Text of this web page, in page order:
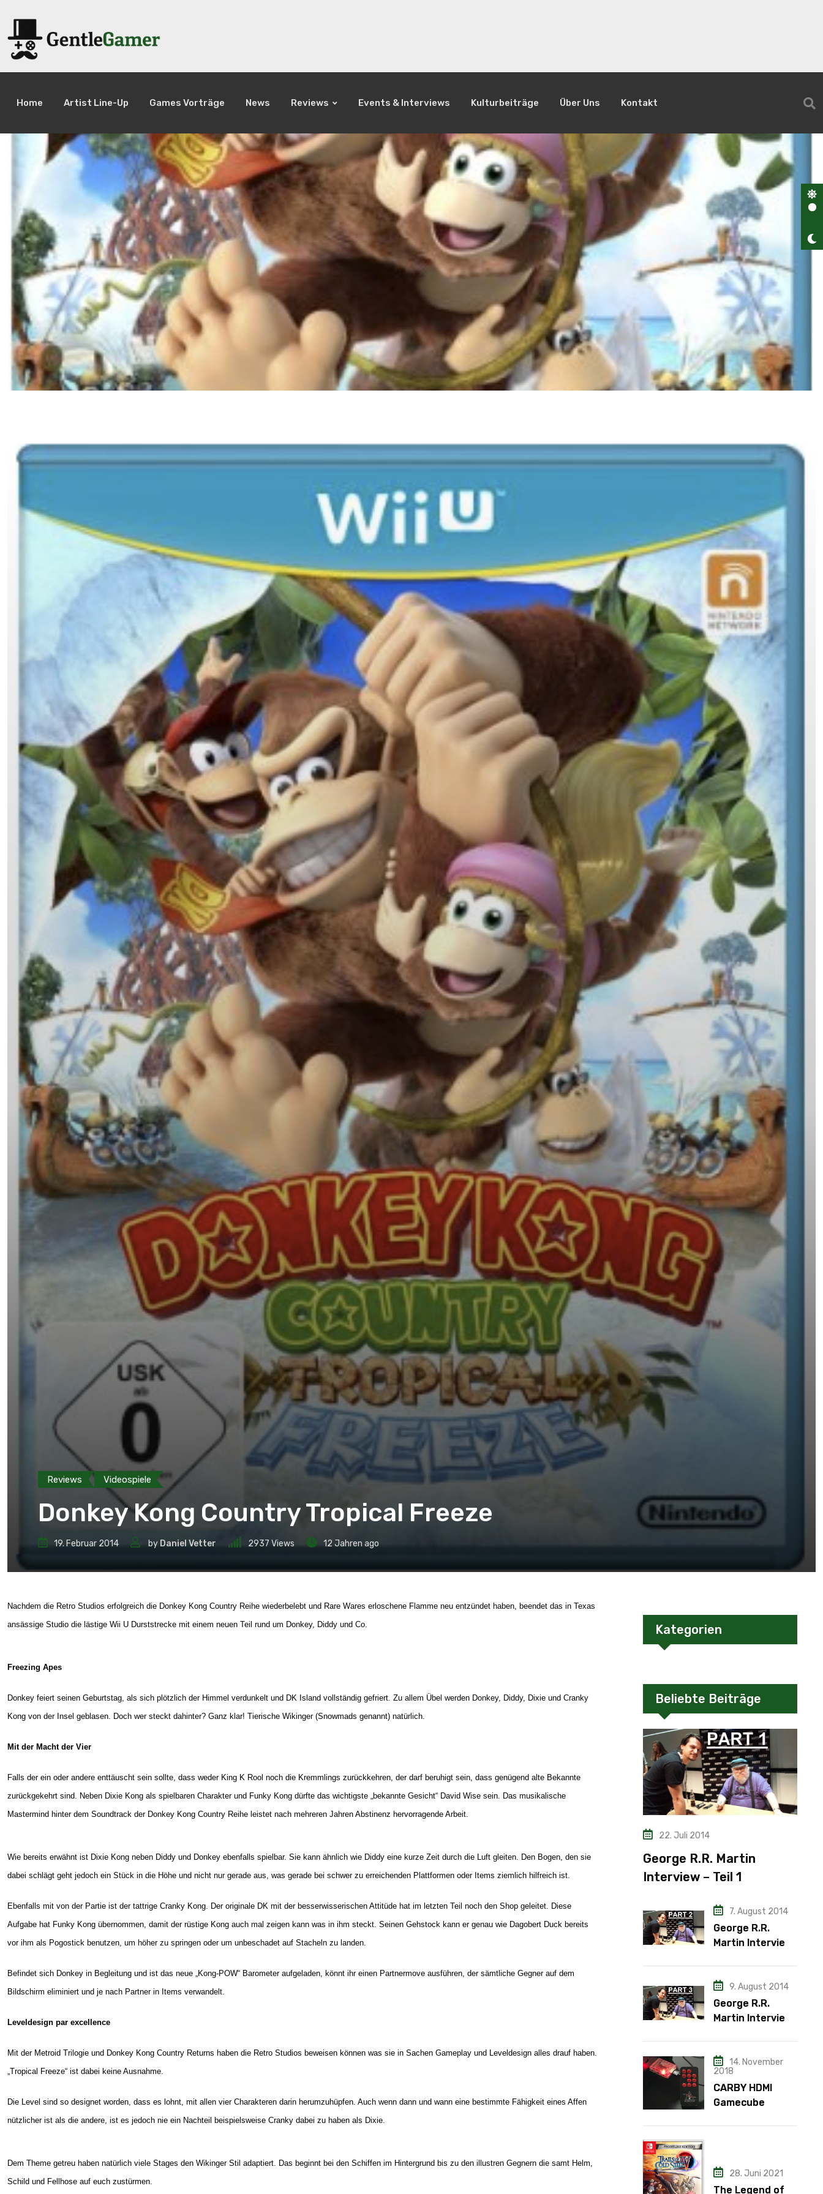
Home Artist Line-Up Games Vorträge News Reviews Events & Interviews Kulturbeiträge Über Uns Kontakt
Reviews Videospiele
Donkey Kong Country Tropical Freeze
19. Februar 2014 by Daniel Vetter 2937 Views 12 Jahren ago
Nachdem die Retro Studios erfolgreich die Donkey Kong Country Reihe wiederbelebt und Rare Wares erloschene Flamme neu entzündet haben, beendet das in Texas
ansässige Studio die lästige Wii U Durststrecke mit einem neuen Teil rund um Donkey, Diddy und Co.
Freezing Apes
Donkey feiert seinen Geburtstag, als sich plötzlich der Himmel verdunkelt und DK Island vollständig gefriert. Zu allem Übel werden Donkey, Diddy, Dixie und Cranky
Kong von der Insel geblasen. Doch wer steckt dahinter? Ganz klar! Tierische Wikinger (Snowmads genannt) natürlich.
Mit der Macht der Vier
Falls der ein oder andere enttäuscht sein sollte, dass weder King K Rool noch die Kremmlings zurückkehren, der darf beruhigt sein, dass genügend alte Bekannte
zurückgekehrt sind. Neben Dixie Kong als spielbaren Charakter und Funky Kong dürfte das wichtigste „bekannte Gesicht“ David Wise sein. Das musikalische
Mastermind hinter dem Soundtrack der Donkey Kong Country Reihe leistet nach mehreren Jahren Abstinenz hervorragende Arbeit.
Wie bereits erwähnt ist Dixie Kong neben Diddy und Donkey ebenfalls spielbar. Sie kann ähnlich wie Diddy eine kurze Zeit durch die Luft gleiten. Den Bogen, den sie
dabei schlägt geht jedoch ein Stück in die Höhe und nicht nur gerade aus, was gerade bei schwer zu erreichenden Plattformen oder Items ziemlich hilfreich ist.
Ebenfalls mit von der Partie ist der tattrige Cranky Kong. Der originale DK mit der besserwisserischen Attitüde hat im letzten Teil noch den Shop geleitet. Diese
Aufgabe hat Funky Kong übernommen, damit der rüstige Kong auch mal zeigen kann was in ihm steckt. Seinen Gehstock kann er genau wie Dagobert Duck bereits
vor ihm als Pogostick benutzen, um höher zu springen oder um unbeschadet auf Stacheln zu landen.
Befindet sich Donkey in Begleitung und ist das neue „Kong-POW“ Barometer aufgeladen, könnt ihr einen Partnermove ausführen, der sämtliche Gegner auf dem
Bildschirm eliminiert und je nach Partner in Items verwandelt.
Leveldesign par excellence
Mit der Metroid Trilogie und Donkey Kong Country Returns haben die Retro Studios beweisen können was sie in Sachen Gameplay und Leveldesign alles drauf haben.
„Tropical Freeze“ ist dabei keine Ausnahme.
Die Level sind so designet worden, dass es lohnt, mit allen vier Charakteren darin herumzuhüpfen. Auch wenn dann und wann eine bestimmte Fähigkeit eines Affen
nützlicher ist als die andere, ist es jedoch nie ein Nachteil beispielsweise Cranky dabei zu haben als Dixie.
Dem Theme getreu haben natürlich viele Stages den Wikinger Stil adaptiert. Das beginnt bei den Schiffen im Hintergrund bis zu den illustren Gegnern die samt Helm,
Schild und Fellhose auf euch zustürmen.
Kategorien
Beliebte Beiträge
22. Juli 2014
George R.R. Martin
Interview – Teil 1
7. August 2014
George R.R.
Martin Interview
9. August 2014
George R.R.
Martin Interview
14. November
2018
CARBY HDMI
Gamecube
28. Juni 2021
The Legend of